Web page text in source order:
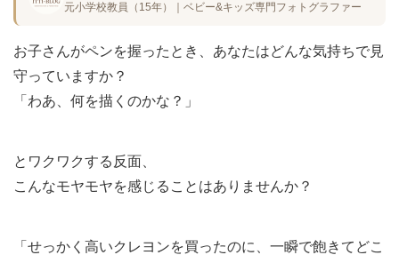
元小学校教員（15年）｜ベビー&キッズ専門フォトグラファー
お子さんがペンを握ったとき、あなたはどんな気持ちで見
守っていますか？
「わあ、何を描くのかな？」
とワクワクする反面、
こんなモヤモヤを感じることはありませんか？
「せっかく高いクレヨンを買ったのに、一瞬で飽きてどこ